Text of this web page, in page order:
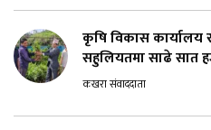
कृषि विकास कार्यालय
सहुलियतमा साढे सात
कखरा संवाददाता